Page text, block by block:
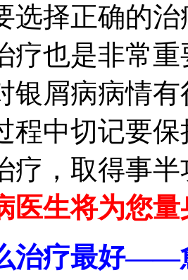
选择正确的
疗也是非常
银屑病病情
程中切记要
疗，取得事
医生将为您
治疗最好——